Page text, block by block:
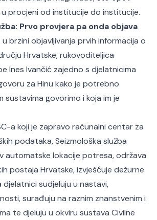
procjeni od institucije do institucije.
Prvo provjera pa onda objava
brzini objavljivanja prvih informacija o
Hrvatske, rukovoditeljica
Ines Ivančić zajedno s djelatnicima
za Hinu kako je potrebno
sustavima govorimo i koja im je
a koji je zapravo računalni centar za
podataka, Seizmološka služba
automatske lokacije potresa, održava
postaja Hrvatske, izvješćuje dežurne
djelatnici sudjeluju u nastavi,
surađuju na raznim znanstvenim i
te djeluju u okviru sustava Civilne